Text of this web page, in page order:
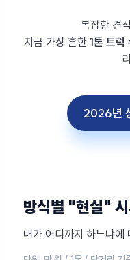
복잡한 견
지금 가장 흔한 1톤 트럭
2026년
방식별 "현실"
내가 어디까지 하느냐에